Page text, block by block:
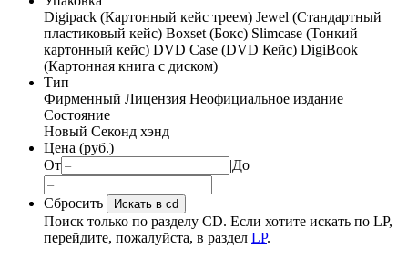
Digipack (Картонный кейс треем) Jewel (Стандартный
пластиковый кейс) Boxset (Бокс) Slimcase (Тонкий
картонный кейс) DVD Case (DVD Кейс) DigiBook
(Картонная книга с диском)
Тип
Фирменный Лицензия Неофициальное издание
Состояние
Новый Секонд хэнд
Цена (руб.)
От
|До
Сбросить Искать в cd
Поиск только по разделу CD. Если хотите искать по LP,
перейдите, пожалуйста, в раздел LP.